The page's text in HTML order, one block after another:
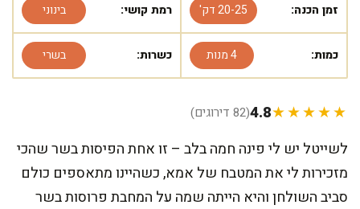
זמן הכנה: 20-25 דק' רמת קושי: בינוני
כמות: 4 מנות כשרות: בשרי
★★★★★
4.8(82 דירוגים)
לשייטל יש לי פינה חמה בלב – זו אחת הפיסות בשר שהכי
מזכירות לי את המטבח של אמא, כשהיינו מתאספים כולם
סביב השולחן והיא הייתה שמה על המחבת פרוסות בשר